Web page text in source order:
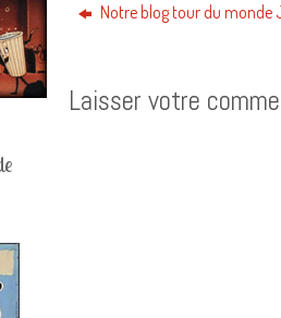
Notre blog tour du monde
Laisser votre